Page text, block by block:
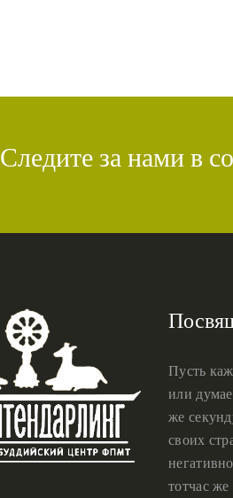
Следите за нами в
Пусть
или
же
своих
тотчас